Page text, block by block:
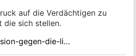
auf die Verdächtigen zu
die sich stellen.
gegen-die-li…